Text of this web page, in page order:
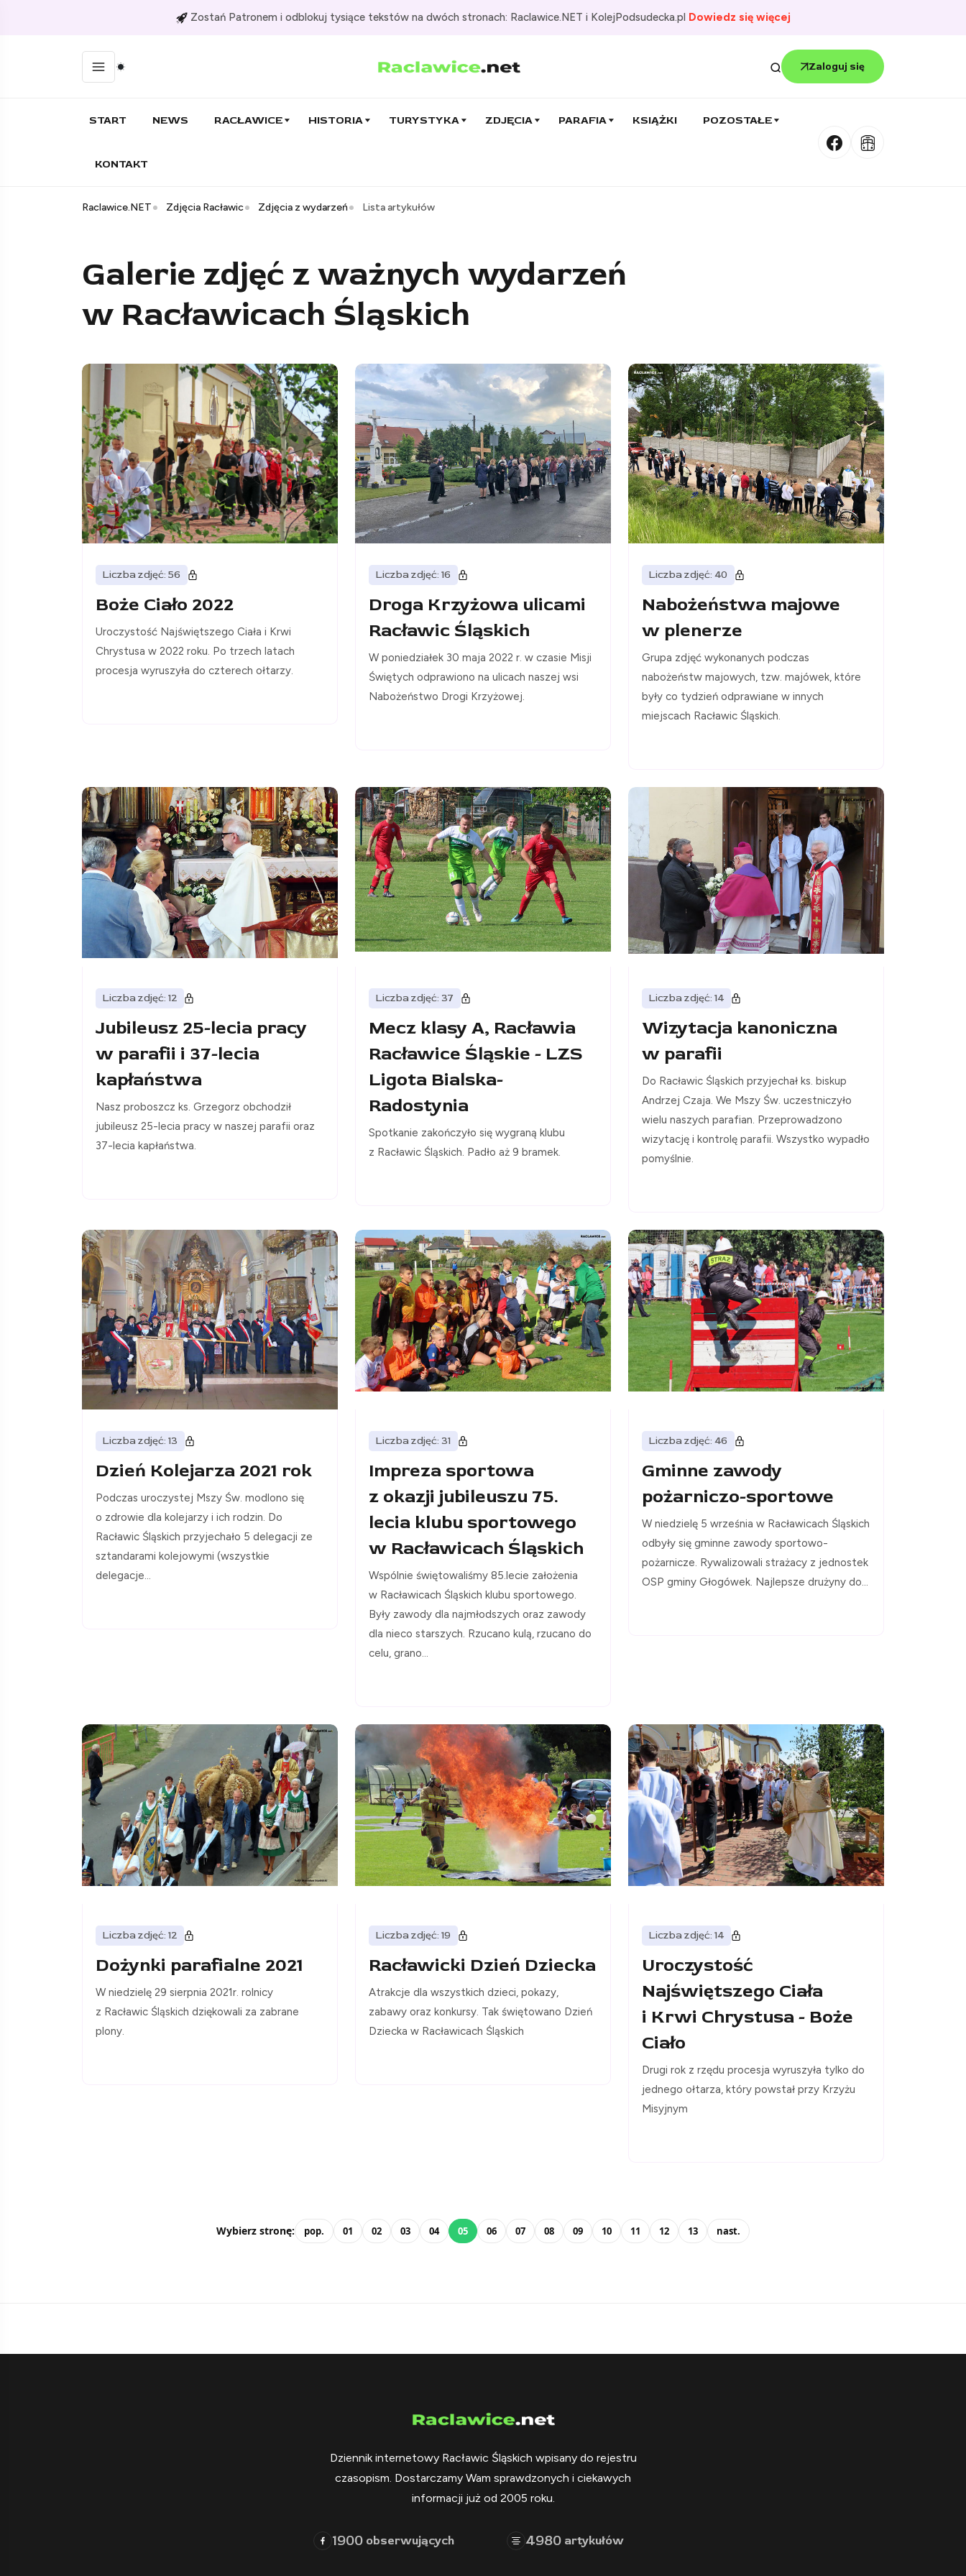
Zostań Patronem i odblokuj tysiące tekstów na dwóch stronach: Raclawice.NET i KolejPodsudecka.pl Dowiedz się więcej
Zaloguj się
START NEWS RACŁAWICE HISTORIA TURYSTYKA ZDJĘCIA PARAFIA KSIĄŻKI POZOSTAŁE
KONTAKT
Raclawice.NET Zdjęcia Racławic Zdjęcia z wydarzeń Lista artykułów
Galerie zdjęć z ważnych wydarzeń
w Racławicach Śląskich
Liczba zdjęć: 56
Boże Ciało 2022
Uroczystość Najświętszego Ciała i Krwi
Chrystusa w 2022 roku. Po trzech latach
procesja wyruszyła do czterech ołtarzy.
Liczba zdjęć: 16
Droga Krzyżowa ulicami
Racławic Śląskich
W poniedziałek 30 maja 2022 r. w czasie Misji
Świętych odprawiono na ulicach naszej wsi
Nabożeństwo Drogi Krzyżowej.
Liczba zdjęć: 40
Nabożeństwa majowe
w plenerze
Grupa zdjęć wykonanych podczas
nabożeństw majowych, tzw. majówek, które
były co tydzień odprawiane w innych
miejscach Racławic Śląskich.
Liczba zdjęć: 12
Jubileusz 25-lecia pracy
w parafii i 37-lecia
kapłaństwa
Nasz proboszcz ks. Grzegorz obchodził
jubileusz 25-lecia pracy w naszej parafii oraz
37-lecia kapłaństwa.
Liczba zdjęć: 37
Mecz klasy A, Racławia
Racławice Śląskie - LZS
Ligota Bialska-
Radostynia
Spotkanie zakończyło się wygraną klubu
z Racławic Śląskich. Padło aż 9 bramek.
Liczba zdjęć: 14
Wizytacja kanoniczna
w parafii
Do Racławic Śląskich przyjechał ks. biskup
Andrzej Czaja. We Mszy Św. uczestniczyło
wielu naszych parafian. Przeprowadzono
wizytację i kontrolę parafii. Wszystko wypadło
pomyślnie.
Liczba zdjęć: 13
Dzień Kolejarza 2021 rok
Podczas uroczystej Mszy Św. modlono się
o zdrowie dla kolejarzy i ich rodzin. Do
Racławic Śląskich przyjechało 5 delegacji ze
sztandarami kolejowymi (wszystkie
delegacje...
Liczba zdjęć: 31
Impreza sportowa
z okazji jubileuszu 75.
lecia klubu sportowego
w Racławicach Śląskich
Wspólnie świętowaliśmy 85.lecie założenia
w Racławicach Śląskich klubu sportowego.
Były zawody dla najmłodszych oraz zawody
dla nieco starszych. Rzucano kulą, rzucano do
celu, grano...
Liczba zdjęć: 46
Gminne zawody
pożarniczo-sportowe
W niedzielę 5 września w Racławicach Śląskich
odbyły się gminne zawody sportowo-
pożarnicze. Rywalizowali strażacy z jednostek
OSP gminy Głogówek. Najlepsze drużyny do...
Liczba zdjęć: 12
Dożynki parafialne 2021
W niedzielę 29 sierpnia 2021r. rolnicy
z Racławic Śląskich dziękowali za zabrane
plony.
Liczba zdjęć: 19
Racławicki Dzień Dziecka
Atrakcje dla wszystkich dzieci, pokazy,
zabawy oraz konkursy. Tak świętowano Dzień
Dziecka w Racławicach Śląskich
Liczba zdjęć: 14
Uroczystość
Najświętszego Ciała
i Krwi Chrystusa - Boże
Ciało
Drugi rok z rzędu procesja wyruszyła tylko do
jednego ołtarza, który powstał przy Krzyżu
Misyjnym
Wybierz stronę: pop. 01 02 03 04 05 06 07 08 09 10 11 12 13 nast.
Dziennik internetowy Racławic Śląskich wpisany do rejestru
czasopism. Dostarczamy Wam sprawdzonych i ciekawych
informacji już od 2005 roku.
1900 obserwujących 4980 artykułów